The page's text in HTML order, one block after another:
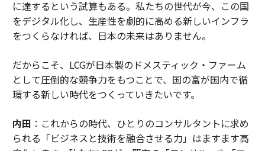
に達するという試算もある。私たちの世代が今、この国
をデジタル化し、生産性を劇的に高める新しいインフラ
をつくらなければ、日本の未来はありません。
だからこそ、LCGが日本製のドメスティック・ファーム
として圧倒的な競争力をもつことで、国の富が国内で循
環する新しい時代をつくっていきたいです。
内田 ：これからの時代、ひとりのコンサルタントに求め
られる「ビジネスと技術を融合させる力」はますます高